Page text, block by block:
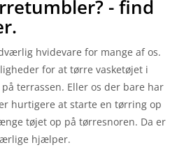
- find
hvidevare for mange af os.
for at tørre vasketøjet i
terrassen. Eller os der bare har
hurtigere at starte en tørring op
tøjet op på tørresnoren. Da er
hjælper.